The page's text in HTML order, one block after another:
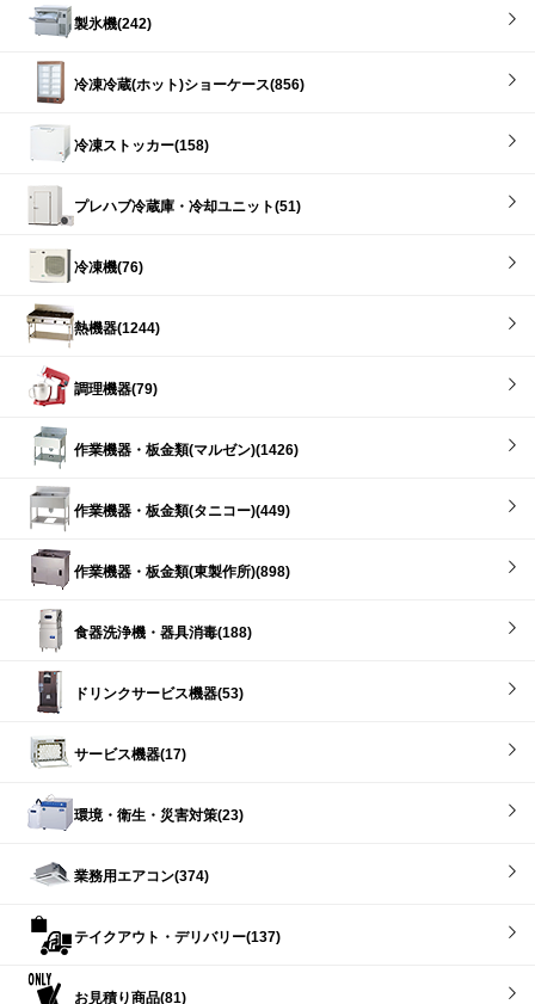
製氷機(242)
冷凍冷蔵(ホット)ショーケース(856)
冷凍ストッカー(158)
プレハブ冷蔵庫・冷却ユニット(51)
冷凍機(76)
熱機器(1244)
調理機器(79)
作業機器・板金類(マルゼン)(1426)
作業機器・板金類(タニコー)(449)
作業機器・板金類(東製作所)(898)
食器洗浄機・器具消毒(188)
ドリンクサービス機器(53)
サービス機器(17)
環境・衛生・災害対策(23)
業務用エアコン(374)
テイクアウト・デリバリー(137)
お見積り商品(81)